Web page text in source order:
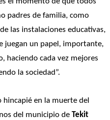
padres de familia, como
las instalaciones educativas,
juegan un papel, importante,
haciendo cada vez mejores
la sociedad”.
en la muerte del
del municipio de Tekit